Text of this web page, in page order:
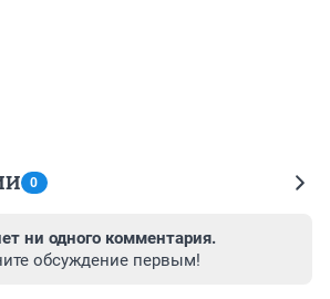
0
ни одного комментария.
обсуждение первым!